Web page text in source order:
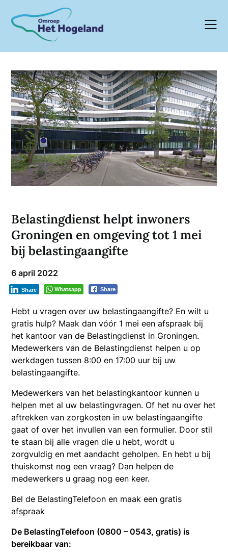
content
Belastingdienst helpt inwoners
Groningen en omgeving tot 1 mei
bij belastingaangifte
6 april 2022
Whatsapp Share
Share
Hebt u vragen over uw belastingaangifte? En wilt u
gratis hulp? Maak dan vóór 1 mei een afspraak bij
het kantoor van de Belastingdienst in Groningen.
Medewerkers van de Belastingdienst helpen u op
werkdagen tussen 8:00 en 17:00 uur bij uw
belastingaangifte.
Medewerkers van het belastingkantoor kunnen u
helpen met al uw belastingvragen. Of het nu over het
aftrekken van zorgkosten in uw belastingaangifte
gaat of over het invullen van een formulier. Door stil
te staan bij alle vragen die u hebt, wordt u
zorgvuldig en met aandacht geholpen. En hebt u bij
thuiskomst nog een vraag? Dan helpen de
medewerkers u graag nog een keer.
Bel de BelastingTelefoon en maak een gratis
afspraak
De BelastingTelefoon (0800 – 0543, gratis) is
bereikbaar van: